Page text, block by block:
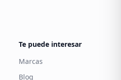
Te puede interesar
Marcas
Blog